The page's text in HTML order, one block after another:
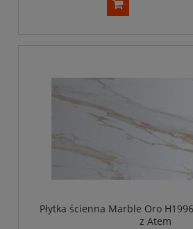
Płytka ścienna Marble Oro
z Atem